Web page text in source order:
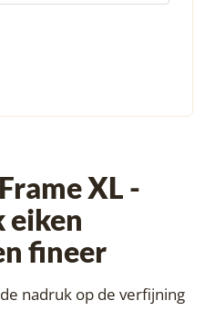
XL -
eiken
fineer
nadruk op de verfijning